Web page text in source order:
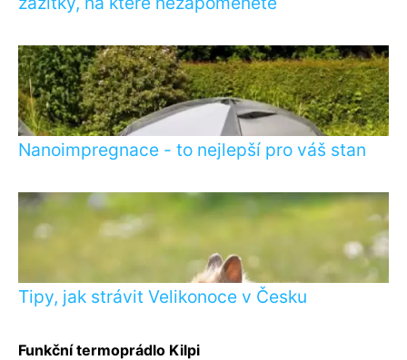
Nanoimpregnace - to nejlepší pro váš stan
Tipy, jak strávit Velikonoce v Česku
Funkční termoprádlo Kilpi